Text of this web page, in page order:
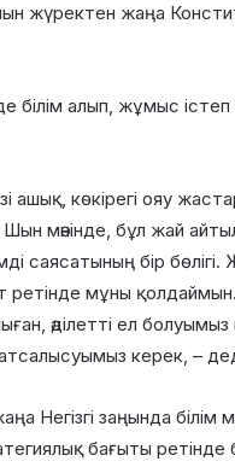
жүректен жаңа
алып, жұмыс
ашық, көкірегі ояу
Шын мәнінде, бұл жай
саясатының бір бөлігі.
мұны
әділетті ел
атсалысуымыз керек, –
Негізгі заңында білім
бағыты ретінде